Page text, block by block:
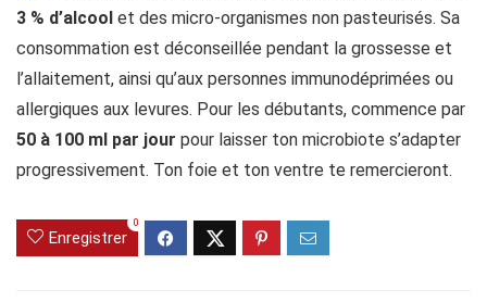
3 % d’alcool et des micro-organismes non pasteurisés. Sa
consommation est déconseillée pendant la grossesse et
l’allaitement, ainsi qu’aux personnes immunodéprimées ou
allergiques aux levures. Pour les débutants, commence par
50 à 100 ml par jour pour laisser ton microbiote s’adapter
progressivement. Ton foie et ton ventre te remercieront.
Enregistrer
0